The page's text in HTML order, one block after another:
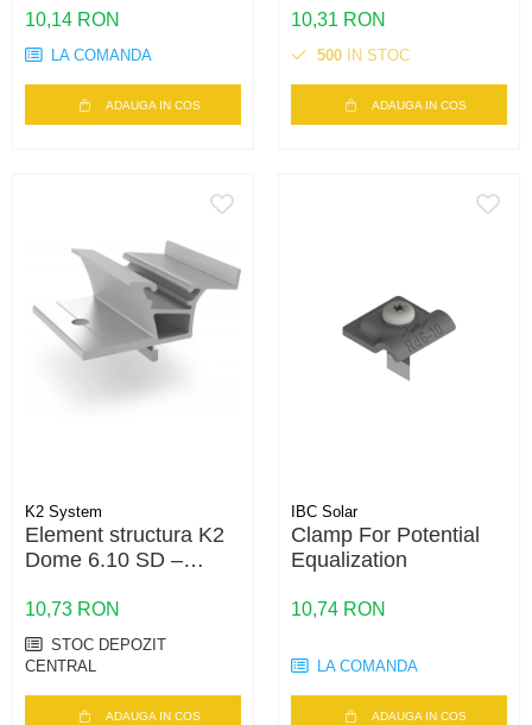
UNIVERSAL
10,14 RON
LA COMANDA
ADAUGA IN COS
10,31 RON
500 IN STOC
ADAUGA IN COS
K2 System
Element structura K2
Dome 6.10 SD –
D-Dome, acoperis plat
10,73 RON
STOC DEPOZIT
CENTRAL
ADAUGA IN COS
IBC Solar
Clamp For Potential
Equalization
10,74 RON
LA COMANDA
ADAUGA IN COS